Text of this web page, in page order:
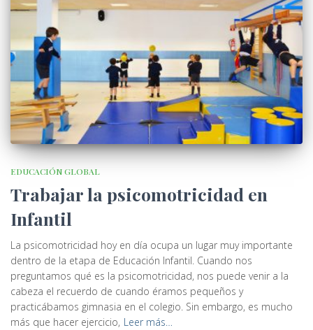
EDUCACIÓN GLOBAL
Trabajar la psicomotricidad en
Infantil
La psicomotricidad hoy en día ocupa un lugar muy importante
dentro de la etapa de Educación Infantil. Cuando nos
preguntamos qué es la psicomotricidad, nos puede venir a la
cabeza el recuerdo de cuando éramos pequeños y
practicábamos gimnasia en el colegio. Sin embargo, es mucho
más que hacer ejercicio, Leer más…